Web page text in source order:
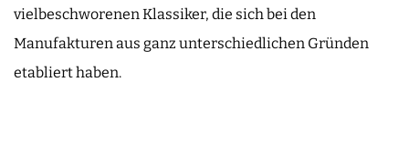
vielbeschworenen Klassiker, die sich bei den
Manufakturen aus ganz unterschiedlichen Gründen
etabliert haben.